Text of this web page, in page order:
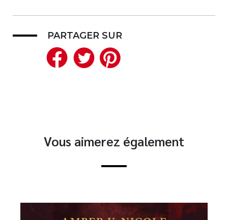
PARTAGER SUR
Facebook
Twitter
Vous aimerez également